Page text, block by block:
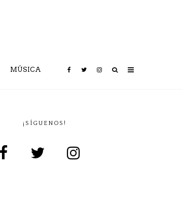
MÚSICA
¡SÍGUENOS!